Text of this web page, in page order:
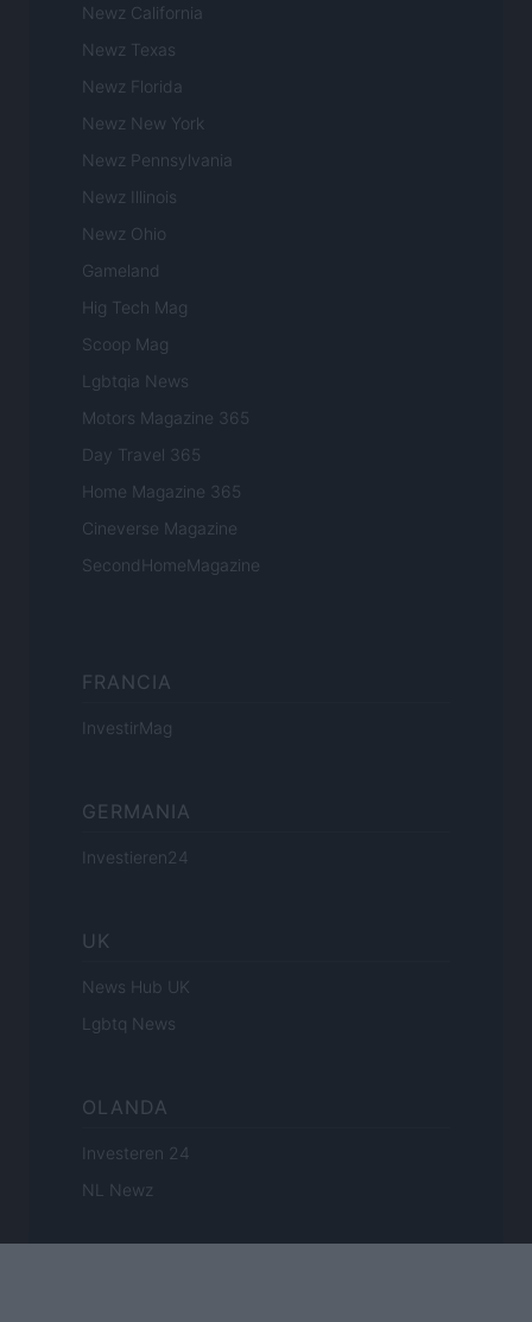
Newz California
Newz Texas
Newz Florida
Newz New York
Newz Pennsylvania
Newz Illinois
Newz Ohio
Gameland
Hig Tech Mag
Scoop Mag
Lgbtqia News
Motors Magazine 365
Day Travel 365
Home Magazine 365
Cineverse Magazine
SecondHomeMagazine
FRANCIA
InvestirMag
GERMANIA
Investieren24
UK
News Hub UK
Lgbtq News
OLANDA
Investeren 24
NL Newz